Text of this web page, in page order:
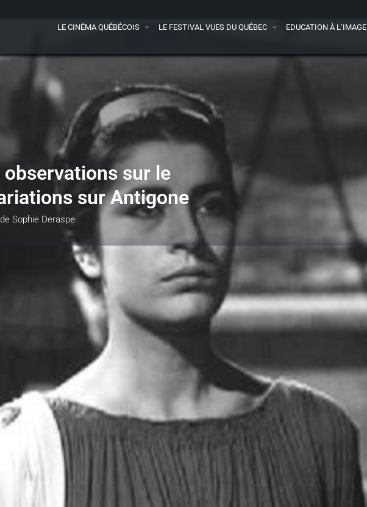
LE CINÉMA QUÉBÉCOIS LE FESTIVAL VUES DU QUÉBEC EDUCATION À L’IMAGE
observations sur le
sur Antigone
Sophie Deraspe
Bonus à découvrir Film(s) traité(s) 1
Laissez votre avis